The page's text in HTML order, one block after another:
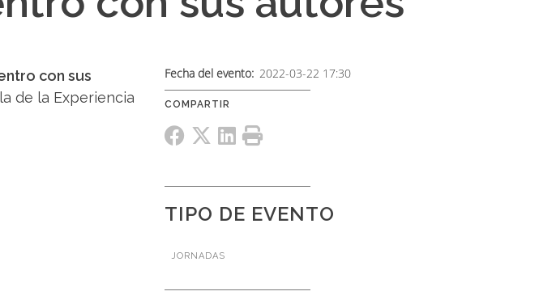
con sus
de la Experiencia
Fecha del evento 2022-03-22 17:30
TIPO DE EVENTO
JORNADAS